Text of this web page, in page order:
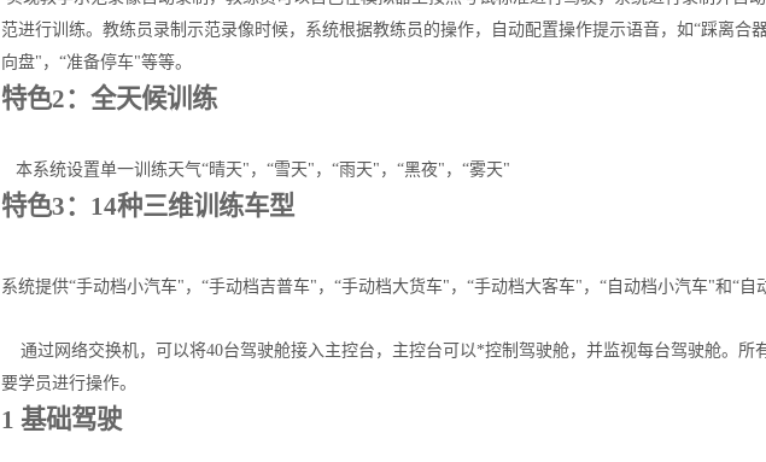
范进行训练。教练员录制示范录像时候，系统根据教练员的操作，自动配置操作提示语音，如“踩离合
向盘"，“准备停车"等等。
特色2：全天候训练
本系统设置单一训练天气“晴天"，“雪天"，“雨天"，“黑夜"，“雾天"
特色3：14种三维训练车型
系统提供“手动档小汽车"，“手动档吉普车"，“手动档大货车"，“手动档大客车"，“自动档小汽车"和“自
通过网络交换机，可以将40台驾驶舱接入主控台，主控台可以*控制驾驶舱，并监视每台驾驶舱。所
要学员进行操作。
1 基础驾驶